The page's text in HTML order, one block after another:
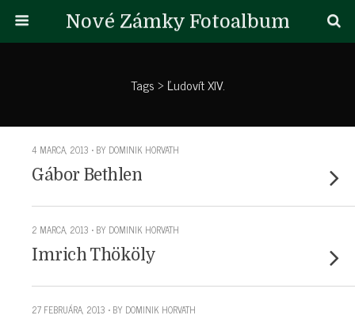
Nové Zámky Fotoalbum
Tags › Ľudovít XIV.
4 MARCA, 2013 • BY DOMINIK HORVATH
Gábor Bethlen
2 MARCA, 2013 • BY DOMINIK HORVATH
Imrich Thököly
27 FEBRUÁRA, 2013 • BY DOMINIK HORVATH